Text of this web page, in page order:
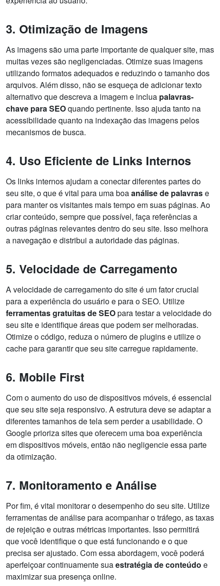
3. Otimização de Imagens
As imagens são uma parte importante de qualquer site, mas
muitas vezes são negligenciadas. Otimize suas imagens
utilizando formatos adequados e reduzindo o tamanho dos
arquivos. Além disso, não se esqueça de adicionar texto
alternativo que descreva a imagem e inclua palavras-
chave para SEOquando pertinente. Isso ajuda tanto na
acessibilidade quanto na indexação das imagens pelos
mecanismos de busca.
4. Uso Eficiente de Links Internos
Os links internos ajudam a conectar diferentes partes do
seu site, o que é vital para uma boaanálise de palavrase
para manter os visitantes mais tempo em suas páginas. Ao
criar conteúdo, sempre que possível, faça referências a
outras páginas relevantes dentro do seu site. Isso melhora
a navegação e distribui a autoridade das páginas.
5. Velocidade de Carregamento
A velocidade de carregamento do site é um fator crucial
para a experiência do usuário e para o SEO. Utilize
ferramentas gratuitas de SEOpara testar a velocidade do
seu site e identifique áreas que podem ser melhoradas.
Otimize o código, reduza o número de plugins e utilize o
cache para garantir que seu site carregue rapidamente.
6. Mobile First
Com o aumento do uso de dispositivos móveis, é essencial
que seu site seja responsivo. A estrutura deve se adaptar a
diferentes tamanhos de tela sem perder a usabilidade. O
Google prioriza sites que oferecem uma boa experiência
em dispositivos móveis, então não negligencie essa parte
da otimização.
7. Monitoramento e Análise
Por fim, é vital monitorar o desempenho do seu site. Utilize
ferramentas de análise para acompanhar o tráfego, as taxas
de rejeição e outras métricas importantes. Isso permitirá
que você identifique o que está funcionando e o que
precisa ser ajustado. Com essa abordagem, você poderá
aperfeiçoar continuamente suaestratégia de conteúdo e
maximizar sua presença online.